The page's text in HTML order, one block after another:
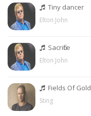
Tiny dancer
Elton John
Sacrifice
Elton John
Fields Of Gold
Sting